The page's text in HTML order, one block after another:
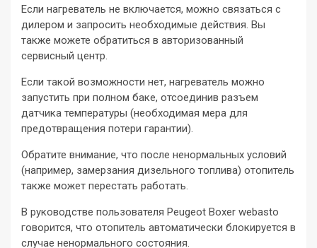
Если нагреватель не включается, можно связаться с
дилером и запросить необходимые действия. Вы
также можете обратиться в авторизованный
сервисный центр.
Если такой возможности нет, нагреватель можно
запустить при полном баке, отсоединив разъем
датчика температуры (необходимая мера для
предотвращения потери гарантии).
Обратите внимание, что после ненормальных условий
(например, замерзания дизельного топлива) отопитель
также может перестать работать.
В руководстве пользователя Peugeot Boxer webasto
говорится, что отопитель автоматически блокируется в
случае ненормального состояния.